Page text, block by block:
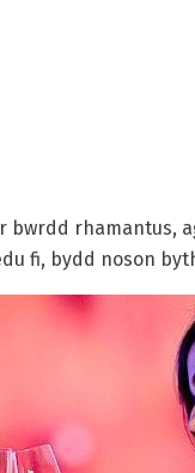
bwrdd rhamantus,
fi, bydd noson